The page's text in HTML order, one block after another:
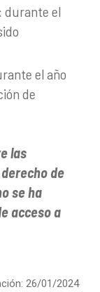
: durante el
el año
de
las
de
se ha
acceso a
26/01/2024